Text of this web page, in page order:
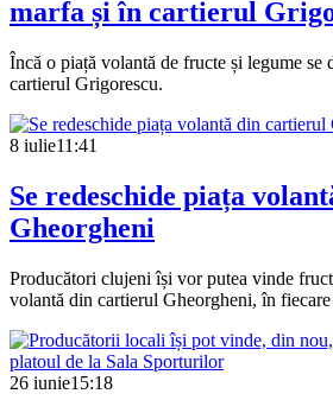
marfa și în cartierul
Încă o piață volantă de fructe și legume se
cartierul Grigorescu.
8 iulie11:41
Se redeschide piața
Gheorgheni
Producători clujeni își vor putea vinde
volantă din cartierul Gheorgheni, în
26 iunie15:18